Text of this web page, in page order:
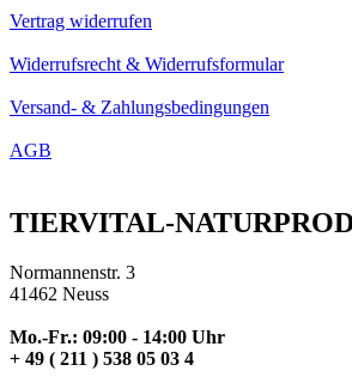
Vertrag widerrufen
Widerrufsrecht & Widerrufsformular
Versand- & Zahlungsbedingungen
AGB
TIERVITAL-
Normannenstr. 3
41462 Neuss
Mo.-Fr.: 09:00 - 14:00 Uhr
+ 49 ( 211 ) 538 05 03 4